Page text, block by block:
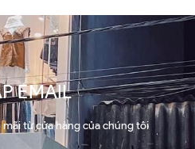
EMAIL
từ cửa hàng của chúng tôi